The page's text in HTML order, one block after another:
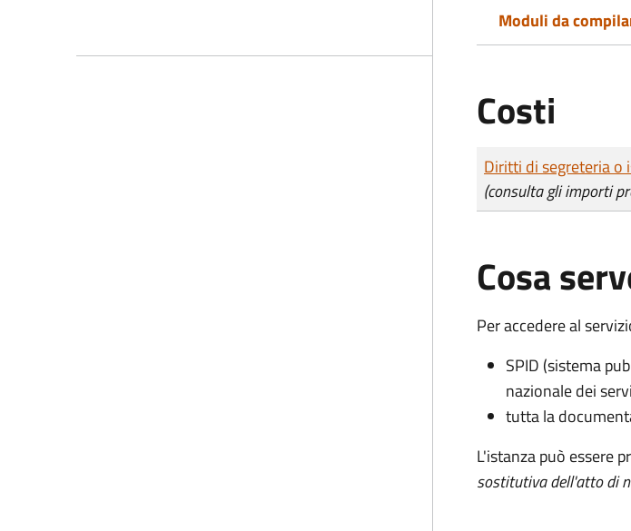
Moduli da
Costi
Tipo di pagamento
Importo
Diritti di segreteria o
(consulta gli importi
Cosa
Per accedere al
SPID (sistema
nazionale dei
tutta la
L'istanza può essere
sostitutiva dell'atto di